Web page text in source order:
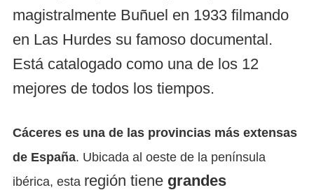
magistralmente Buñuel en 1933 filmando
en Las Hurdes su famoso documental.
Está catalogado como una de los 12
mejores de todos los tiempos.
Cáceres es una de las provincias más extensas
de España. Ubicada al oeste de la península
ibérica, esta región tiene grandes